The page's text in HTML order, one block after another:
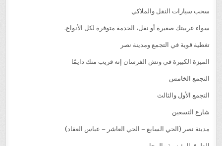
سحب سيارات النقل والملاكي
سواء عربيتك صغيرة أو نقل، الخدمة متوفرة لكل الأنواع.
تغطية قوية في التجمع ومدينة نصر
الميزة الكبيرة في ونش الفرسان إنه قريب منك دايمًا
التجمع الخامس
التجمع الأول والثالث
شارع التسعين
مدينة نصر (الحي السابع – الحي العاشر – عباس العقاد)